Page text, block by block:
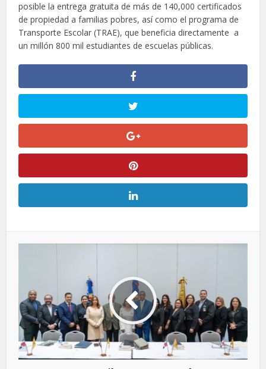
posible la entrega gratuita de más de 140,000 certificados
de propiedad a familias pobres, así como el programa de
Transporte Escolar (TRAE), que beneficia directamente a
un millón 800 mil estudiantes de escuelas públicas.